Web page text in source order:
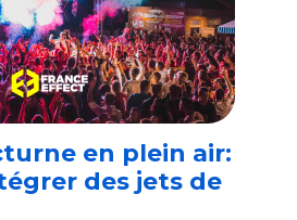
en plein air:
des jets de